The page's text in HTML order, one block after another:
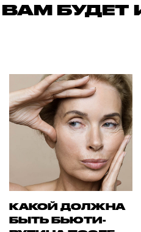
ВАМ БУДЕТ
КАКОЙ ДОЛЖНА
БЫТЬ БЬЮТИ-